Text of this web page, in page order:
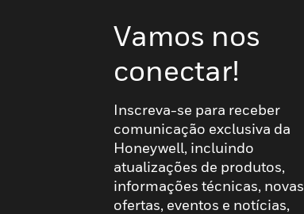
Vamos nos
conectar!
Inscreva-se para receber
comunicação exclusiva da
Honeywell, incluindo
atualizações de produtos,
informações técnicas, novas
ofertas, eventos e notícias,